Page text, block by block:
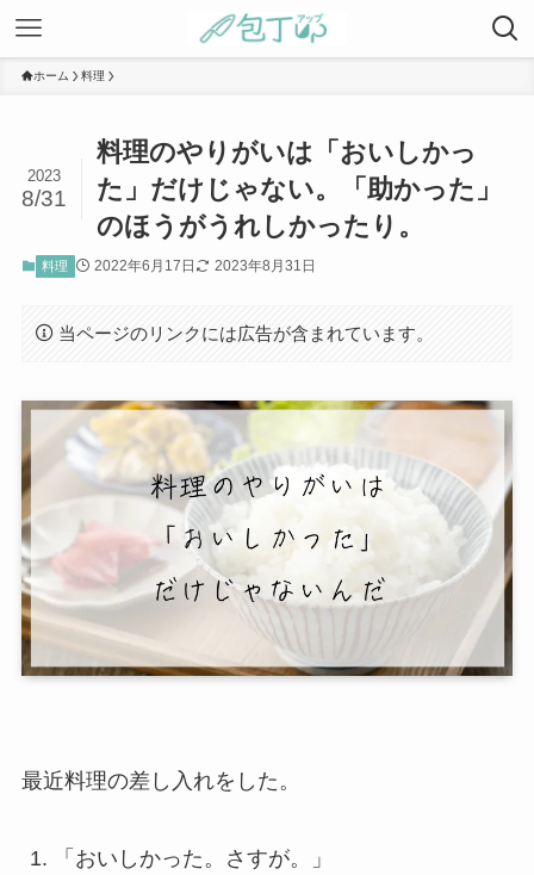
ホーム 料理
料理のやりがいは「おいしかっ
た」だけじゃない。「助かった」
のほうがうれしかったり。
2023
8/31
料理 2022年6月17日 2023年8月31日
当ページのリンクには広告が含まれています。
最近料理の差し入れをした。
「おいしかった。さすが。」